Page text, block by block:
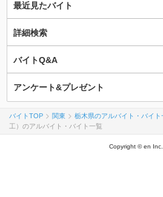
最近見たバイト
詳細検索
バイトQ&A
アンケート&プレゼント
バイトTOP 関東 栃木県のアルバイト・バイト
工）のアルバイト・バイト一覧
Copyright © en Inc.